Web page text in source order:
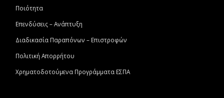
Ποιότητα
Επενδύσεις – Ανάπτυξη
Διαδικασία Παραπόνων – Επιστροφών
Πολιτική Απορρήτου
Χρηματοδοτούμενα Προγράμματα ΕΣΠΑ